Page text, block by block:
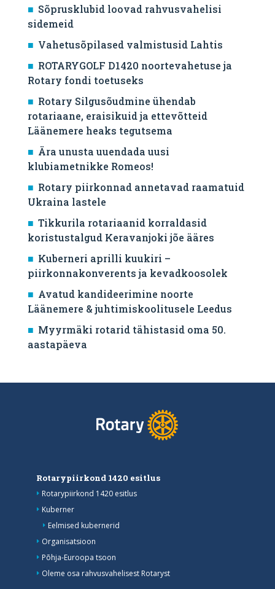
Sõprusklubid loovad rahvusvahelisi
sidemeid
Vahetusõpilased valmistusid Lahtis
ROTARYGOLF D1420 noortevahetuse ja
Rotary fondi toetuseks
Rotary Silgusõudmine ühendab
rotariaane, eraisikuid ja ettevõtteid
Läänemere heaks tegutsema
Ära unusta uuendada uusi
klubiametnikke Romeos!
Rotary piirkonnad annetavad raamatuid
Ukraina lastele
Tikkurila rotariaanid korraldasid
koristustalgud Keravanjoki jõe ääres
Kuberneri aprilli kuukiri –
piirkonnakonverents ja kevadkoosolek
Avatud kandideerimine noorte
Läänemere & juhtimiskoolitusele Leedus
Myyrmäki rotarid tähistasid oma 50.
aastapäeva
Rotarypiirkond 1420 esitlus
Rotarypiirkond 1420 esitlus
Kuberner
Eelmised kubernerid
Organisatsioon
Põhja-Euroopa tsoon
Oleme osa rahvusvahelisest Rotaryst